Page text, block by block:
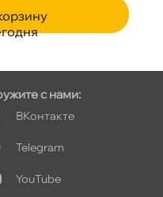
с нами:
Контакте
Telegram
YouTube